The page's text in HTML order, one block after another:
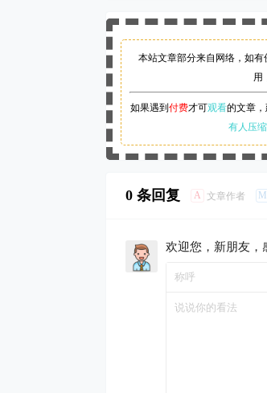
本站文章部分来自网络，如有
用
如果遇到 付费才可观看的文章
有人压
0 条回复 A 文章作者 M
欢迎您，新朋友，